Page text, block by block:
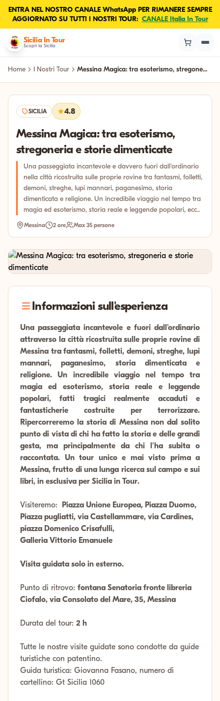
ENTRA NEL NOSTRO CANALE WhatsApp PER RIMANERE SEMPRE
AGGIORNATO SU TUTTI I NOSTRI TOUR: CANALE Italia In Tour
Sicilia In Tour
Scopri la Sicilia
Home I Nostri Tour Messina Magica: tra esoterismo, stregone...
SICILIA 4.8
Messina Magica: tra esoterismo,
stregoneria e storie dimenticate
Una passeggiata incantevole e davvero fuori dall'ordinario
nella città ricostruita sulle proprie rovine tra fantasmi, folletti,
demoni, streghe, lupi mannari, paganesimo, storia
dimenticata e religione. Un incredibile viaggio nel tempo tra
magia ed esoterismo, storia reale e leggende popolari, ecc..
Messina 2 ore Max 35 persone
Informazioni sull'esperienza
Una passeggiata incantevole e fuori dall'ordinario
attraverso la città ricostruita sulle proprie rovine di
Messina tra fantasmi, folletti, demoni, streghe, lupi
mannari, paganesimo, storia dimenticata e
religione. Un incredibile viaggio nel tempo tra
magia ed esoterismo, storia reale e leggende
popolari, fatti tragici realmente accaduti e
fantasticherie costruite per terrorizzare.
Ripercorreremo la storia di Messina non dal solito
punto di vista di chi ha fatto la storia e delle grandi
gesta, ma principalmente da chi l'ha subita o
raccontata. Un tour unico e mai visto prima a
Messina, frutto di una lunga ricerca sul campo e sui
libri, in esclusiva per Sicilia in Tour.
Visiteremo:
Piazza Unione Europea, Piazza Duomo,
Piazza pugliatti, via Castellammare, via Cardines,
piazza Domenico Crisafulli,
Galleria Vittorio Emanuele
Visita guidata solo in esterno.
Punto di ritrovo: fontana Senatoria fronte libreria
Ciofalo, via Consolato del Mare, 35, Messina
Durata del tour: 2 h
Tutte le nostre visite guidate sono condotte da guide
turistiche con patentino.
Guida turistica: Giovanna Fasano, numero di
cartellino: Gt Sicilia 1060